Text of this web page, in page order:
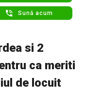
Sună acum
si 2
ca meriti
de locuit